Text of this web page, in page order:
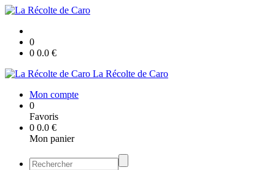
0
0 0.0 €
La Récolte de Caro
Mon compte
0
Favoris
0 0.0 €
Mon panier